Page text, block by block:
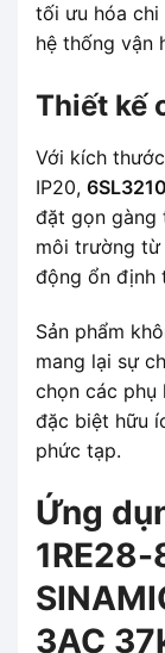
tối ưu hóa
hệ thống vận
Thiết kế
Với kích
IP20,
đặt gọn gàng
môi trường
động ổn định
Sản phẩm
mang lại sự
chọn các phụ
đặc biệt hữu
phức tạp.
Ứng
3AC